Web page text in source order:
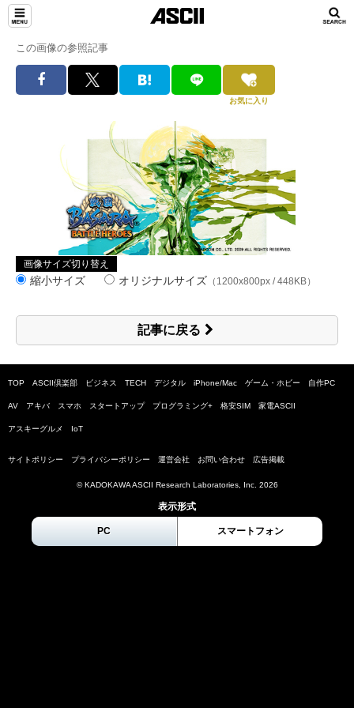
この画像の参照記事
お気に入り
画像サイズ切り替え
縮小サイズ オリジナルサイズ （1200x800px / 448KB）
記事に戻る
TOP ASCII倶楽部 ビジネス TECH デジタル iPhone/Mac ゲーム・ホビー 自作PC
AV アキバ スマホ スタートアップ プログラミング+ 格安SIM 家電ASCII
アスキーグルメ IoT
サイトポリシー プライバシーポリシー 運営会社 お問い合わせ 広告掲載
© KADOKAWA ASCII Research Laboratories, Inc. 2026
表示形式
PC スマートフォン